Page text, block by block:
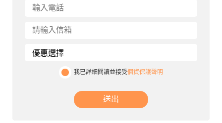
我已詳細閱讀並接受個資保護聲明
送出